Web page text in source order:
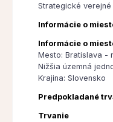
Strategické
Informácie o
Informácie o
Mesto: Bratislava -
Nižšia územná
Krajina: Slovensko
Predpokladané
Trvanie